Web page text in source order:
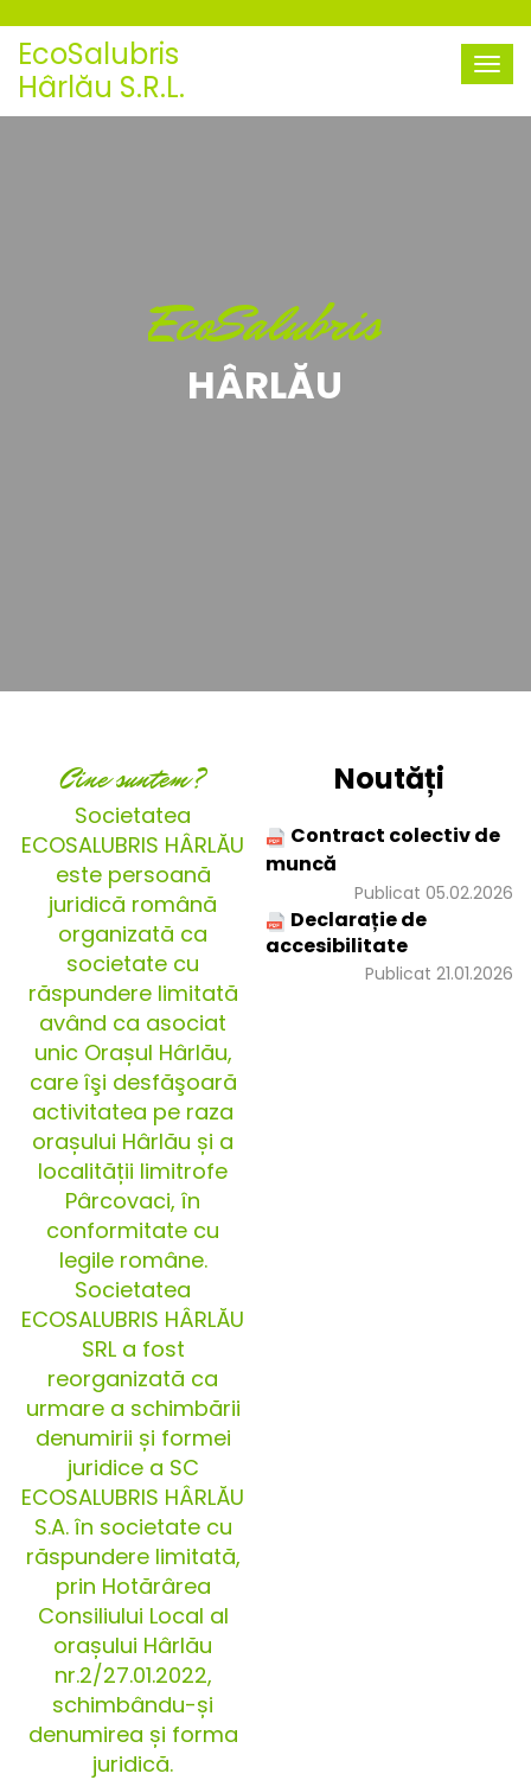
EcoSalubris
Hârlău S.R.L.
EcoSalubris
HÂRLĂU
Cine suntem?
Societatea
ECOSALUBRIS HÂRLĂU
este persoană
juridică română
organizată ca
societate cu
răspundere limitată
având ca asociat
unic Orașul Hârlău,
care îşi desfăşoară
activitatea pe raza
orașului Hârlău și a
localității limitrofe
Pârcovaci, în
conformitate cu
legile române.
Societatea
ECOSALUBRIS HÂRLĂU
SRL a fost
reorganizată ca
urmare a schimbării
denumirii și formei
juridice a SC
ECOSALUBRIS HÂRLĂU
S.A. în societate cu
răspundere limitată,
prin Hotărârea
Consiliului Local al
orașului Hârlău
nr.2/27.01.2022,
schimbându-și
denumirea și forma
juridică.
Noutăți
Contract colectiv de
muncă
Publicat 05.02.2026
Declarație de
accesibilitate
Publicat 21.01.2026